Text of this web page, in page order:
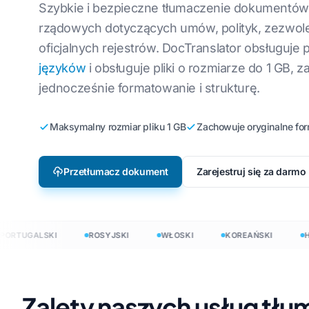
Lokalizacja gier wideo
e-learning
Tłumaczenie
Przetłumacz
Tłumacz HTML
InDesign
.DOCX Licznik
Liczba plików
Angielski na koreański
Angielskiego na arabski
Angielski na turecki
Angielski na hindi
Angielski na urdu
Szybkie i bezpieczne tłumaczenie dokumentów
rządowych dotyczących umów, polityk,
oficjalnych rejestrów. DocTranslator obsługuje
języków i obsługuje pliki o rozmiarze do 1 GB,
jednocześnie formatowanie i strukturę.
Maksymalny rozmiar pliku 1 GB Zachowuje oryginalne
Przetłumacz dokument Zarejestruj się za darmo
ROSYJSKI WŁOSKI KOREAŃSKI